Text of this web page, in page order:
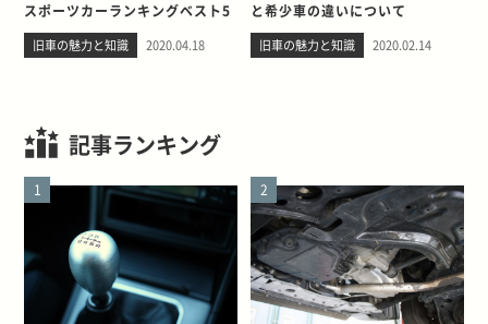
スポーツカーランキングベスト5
旧車の魅力と知識 2020.04.18
と希少車の違いについて
旧車の魅力と知識 2020.02.14
記事ランキング
1 2